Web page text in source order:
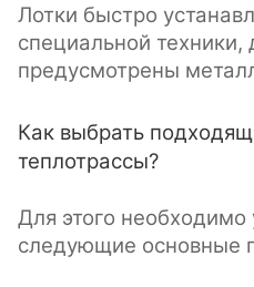
Лотки быстро
специальной техники,
предусмотрены
Как выбрать
теплотрассы?
Для этого необходимо
следующие основные